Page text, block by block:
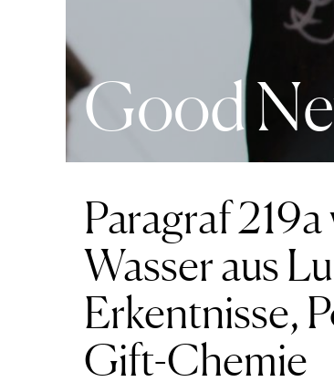
Good
Paragraf
Wasser aus
Erkentnisse,
Gift-Chemie